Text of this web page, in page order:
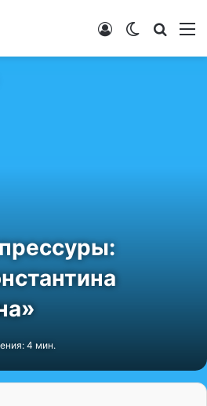
Switch skin
Войти
4 мин.